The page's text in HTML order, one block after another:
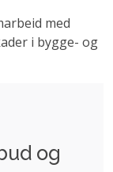
med
i bygge- og
og